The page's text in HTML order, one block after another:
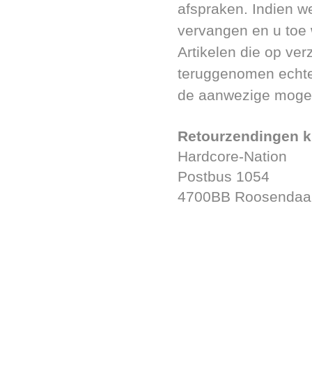
afspraken. Indien
vervangen en u toe
Artikelen die op
teruggenomen
de aanwezige
Retourzendingen
Hardcore-Nation
Postbus 1054
4700BB